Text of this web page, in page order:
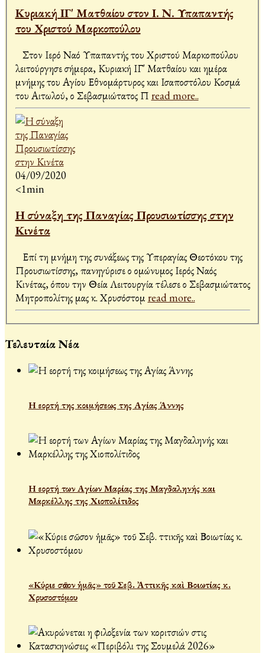
Κυριακή ΙΓ' Ματθαίου στον Ι. Ν. Υπαπαντής
του Χριστού Μαρκοπούλου
Στον Ιερό Ναό Υπαπαντής του Χριστού Μαρκοπούλου
λειτούργησε σήμερα, Κυριακή ΙΓ' Ματθαίου και ημέρα
μνήμης του Αγίου Εθνομάρτυρος και Ισαποστόλου Κοσμά
του Αιτωλού, ο Σεβασμιώτατος Π read more..
04/09/2020
<1min
Η σύναξη της Παναγίας Προυσιωτίσσης στην
Κινέτα
Επί τη μνήμη της συνάξεως της Υπεραγίας Θεοτόκου της
Προυσιωτίσσης, πανηγύρισε ο ομώνυμος Ιερός Ναός
Κινέτας, όπου την Θεία Λειτουργία τέλεσε ο Σεβασμιώτατος
Μητροπολίτης μας κ. Χρυσόστομ read more..
Τελευταία Νέα
Η εορτή της κοιμήσεως της Αγίας Άννης
Η εορτή των Αγίων Μαρίας της Μαγδαληνής και
Μαρκέλλης της Χιοπολίτιδος
«Κύριε σῶσον ἡμᾶς» τοῦ Σεβ. Ἀττικῆς καὶ Βοιωτίας κ.
Χρυσοστόμου